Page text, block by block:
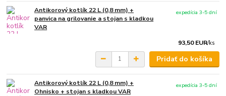
Antikorový kotlík 22 L (0,8 mm) +
panvica na grilovanie a stojan s kladkou
VAR
93,50 EUR/ks
expedícia 3-5 dní
Pridať do košíka
Antikorový kotlík 22 L (0,8 mm) +
Ohnisko + stojan s kladkou VAR
expedícia 3-5 dní